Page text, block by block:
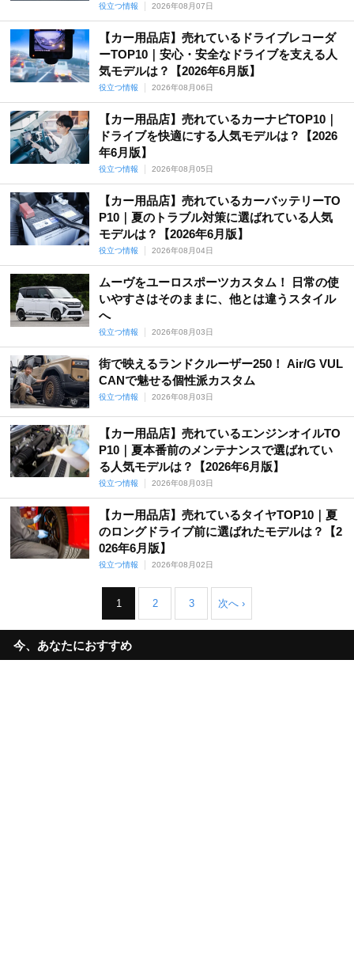
役立つ情報 2026年08月07日
【カー用品店】売れているドライブレコーダ
ーTOP10｜安心・安全なドライブを支える人
気モデルは？【2026年6月版】
役立つ情報 2026年08月06日
【カー用品店】売れているカーナビTOP10｜
ドライブを快適にする人気モデルは？【2026
年6月版】
役立つ情報 2026年08月05日
【カー用品店】売れているカーバッテリーTO
P10｜夏のトラブル対策に選ばれている人気
モデルは？【2026年6月版】
役立つ情報 2026年08月04日
ムーヴをユーロスポーツカスタム！ 日常の使
いやすさはそのままに、他とは違うスタイル
へ
役立つ情報 2026年08月03日
街で映えるランドクルーザー250！ Air/G VUL
CANで魅せる個性派カスタム
役立つ情報 2026年08月03日
【カー用品店】売れているエンジンオイルTO
P10｜夏本番前のメンテナンスで選ばれてい
る人気モデルは？【2026年6月版】
役立つ情報 2026年08月03日
【カー用品店】売れているタイヤTOP10｜夏
のロングドライブ前に選ばれたモデルは？【2
026年6月版】
役立つ情報 2026年08月02日
1 2 3 次へ ›
今、あなたにおすすめ